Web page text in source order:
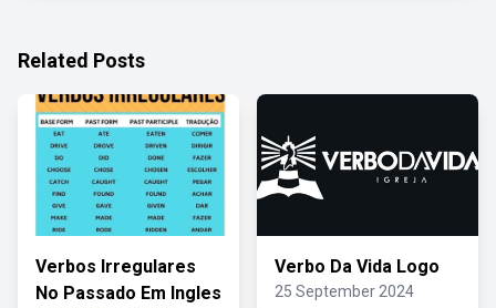
Related Posts
Verbos Irregulares
No Passado Em Ingles
Verbo Da Vida Logo
25 September 2024